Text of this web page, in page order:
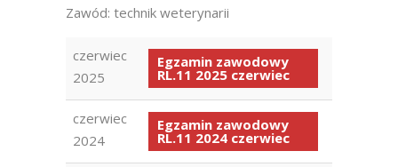
Zawód: technik weterynarii
czerwiec
2025
Egzamin zawodowy
RL.11 2025 czerwiec
czerwiec
2024
Egzamin zawodowy
RL.11 2024 czerwiec